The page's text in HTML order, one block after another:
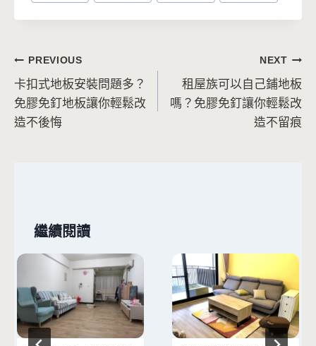
文
章
導
PREVIOUS
卡扣式地板安裝問題多？
免膠免釘地板讓你輕鬆改
造不後悔
NEXT
租屋族可以自己鋪地板
嗎？免膠免釘讓你輕鬆改
造不留痕
繼續閱讀